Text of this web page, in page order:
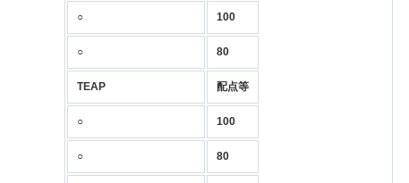
○ 100
○ 80
TEAP 配点等
○ 100
○ 80